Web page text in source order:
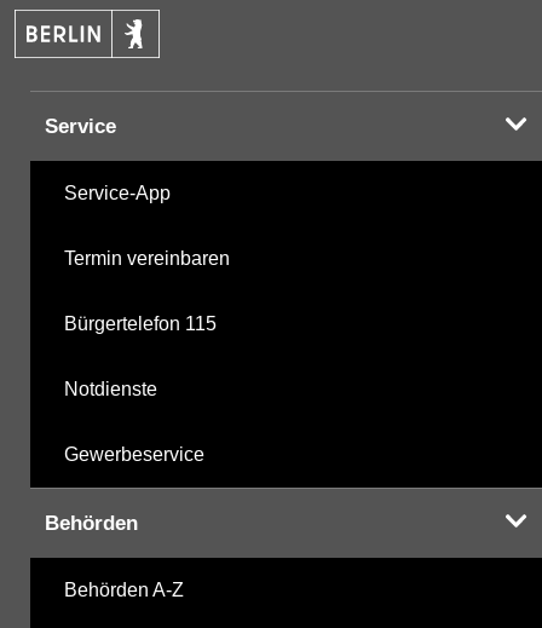
Service
Service-App
Termin vereinbaren
Bürgertelefon 115
Notdienste
Gewerbeservice
Behörden
Behörden A-Z